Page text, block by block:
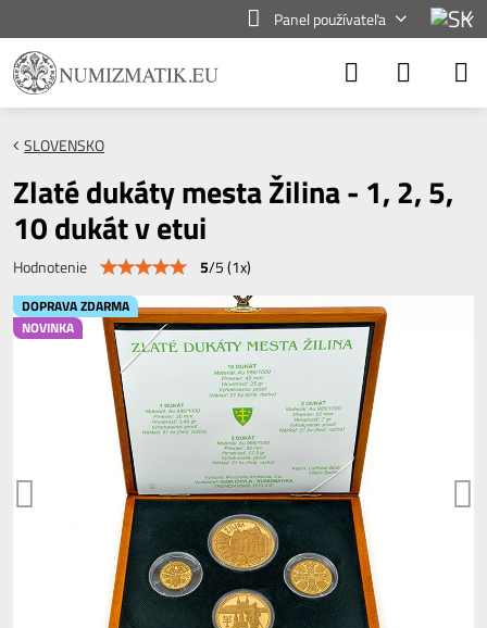
Panel používateľa
DOPRAVA ZDARMA
NOVINKA
SLOVENSKO
Zlaté dukáty mesta Žilina - 1, 2, 5,
10 dukát v etui
Hodnotenie 5/5(1x)